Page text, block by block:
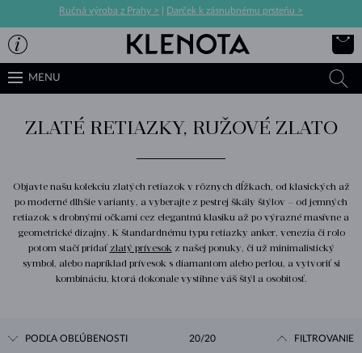
Ručná výroba z Prahy > Darček k zásnubnému prsteňu >
MENU
ZLATÉ RETIAZKY, RUŽOVÉ ZLATO
Objavte našu kolekciu zlatých retiazok v rôznych dĺžkach, od klasických až
po moderné dlhšie varianty, a vyberajte z pestrej škály štýlov – od jemných
retiazok s drobnými očkami cez elegantnú klasiku až po výrazné masívne a
geometrické dizajny. K štandardnému typu retiazky anker, venezia či rolo
potom stačí pridať zlatý prívesokz našej ponuky, či už minimalistický
symbol, alebo napríklad prívesok s diamantom alebo perlou, a vytvoriť si
kombináciu, ktorá dokonale vystihne váš štýl a osobitosť.
PODĽA OBĽÚBENOSTI 20/20 FILTROVANIE